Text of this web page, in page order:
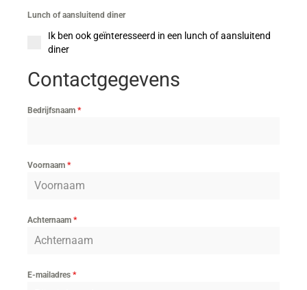
Lunch of aansluitend diner
Ik ben ook geïnteresseerd in een lunch of aansluitend
diner
Contactgegevens
Bedrijfsnaam *
Voornaam *
Achternaam *
E-mailadres *